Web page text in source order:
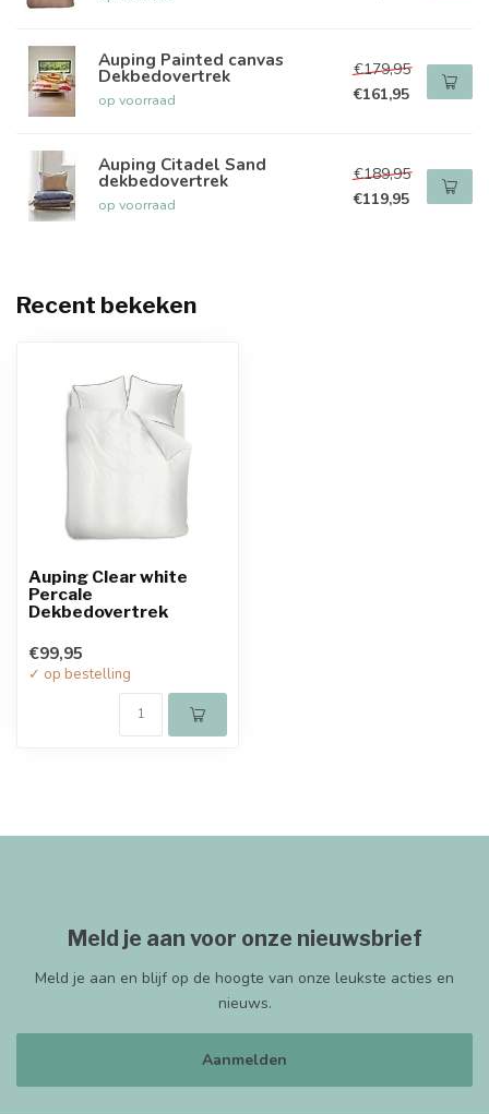
Auping Painted canvas
Dekbedovertrek
op voorraad
€179,95
€161,95
Auping Citadel Sand
dekbedovertrek
op voorraad
€189,95
€119,95
Recent bekeken
Auping Clear white
Percale
Dekbedovertrek
€99,95
✓ op bestelling
Meld je aan voor onze nieuwsbrief
Meld je aan en blijf op de hoogte van onze leukste acties en
nieuws.
Aanmelden